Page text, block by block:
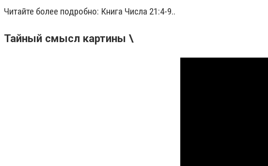
Читайте более подробно: Книга Числа 21:4-9..
Тайный смысл картины \